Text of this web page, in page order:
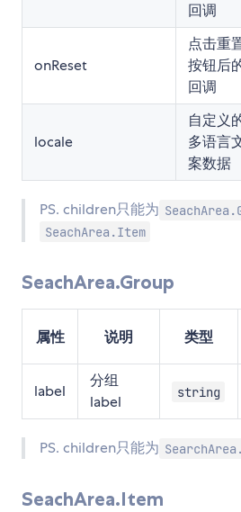
回调
onReset
点击重
按钮后
回调
locale
自定义
多语言
案数据
PS. children只能为
SeachArea.Item
SeachArea.Group
属性 说明 类型
label
分组
label
string
PS. children只能为
SeachArea.Item